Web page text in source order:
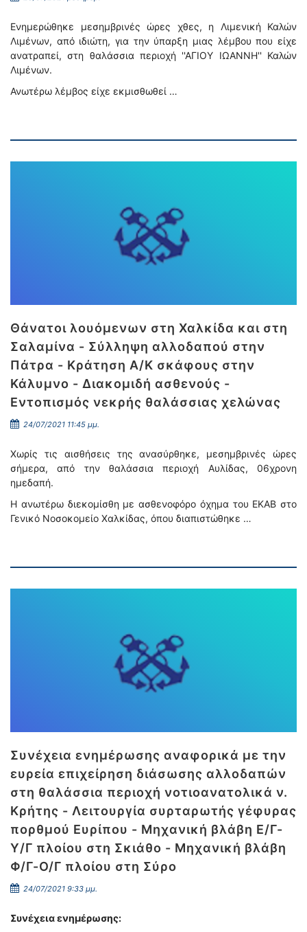
Ενημερώθηκε μεσημβρινές ώρες χθες, η Λιμενική Καλών
Λιμένων, από ιδιώτη, για την ύπαρξη μιας λέμβου που είχε
ανατραπεί, στη θαλάσσια περιοχή ''ΑΓΙΟΥ ΙΩΑΝΝΗ'' Καλών
Λιμένων.
Ανωτέρω λέμβος είχε εκμισθωθεί …
Θάνατοι λουόμενων στη Χαλκίδα και στη
Σαλαμίνα - Σύλληψη αλλοδαπού στην
Πάτρα - Κράτηση Α/Κ σκάφους στην
Κάλυμνο - Διακομιδή ασθενούς -
Εντοπισμός νεκρής θαλάσσιας χελώνας
24/07/2021 11:45 μμ.
Χωρίς τις αισθήσεις της ανασύρθηκε, μεσημβρινές ώρες
σήμερα, από την θαλάσσια περιοχή Αυλίδας, 06χρονη
ημεδαπή.
Η ανωτέρω διεκομίσθη με ασθενοφόρο όχημα του ΕΚΑΒ στο
Γενικό Νοσοκομείο Χαλκίδας, όπου διαπιστώθηκε …
Συνέχεια ενημέρωσης αναφορικά με την
ευρεία επιχείρηση διάσωσης αλλοδαπών
στη θαλάσσια περιοχή νοτιοανατολικά ν.
Κρήτης - Λειτουργία συρταρωτής γέφυρας
πορθμού Ευρίπου - Μηχανική βλάβη Ε/Γ-
Υ/Γ πλοίου στη Σκιάθο - Μηχανική βλάβη
Φ/Γ-Ο/Γ πλοίου στη Σύρο
24/07/2021 9:33 μμ.
Συνέχεια ενημέρωσης: